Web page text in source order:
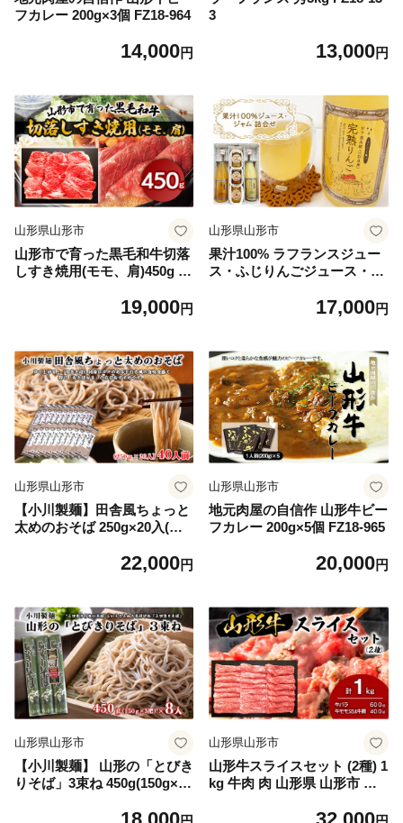
フカレー 200g×3個 FZ18-964
14,000円
3
13,000円
山形県山形市
山形市で育った黒毛和牛切落
しすき焼用(モモ、肩)450g 牛
き焼 切り落とし 赤身 高橋畜
19,000円
山形県山形市
果汁100% ラフランスジュー
ス・ふじりんごジュース・ジ
ランス 山形県 山形市17,000円
山形県山形市
【小川製麺】田舎風ちょっと
太めのおそば 250g×20入(約4
22,000円
山形県山形市
地元肉屋の自信作 山形牛ビー
フカレー 200g×5個 FZ18-965
20,000円
山形県山形市
【小川製麺】 山形の「とびき
りそば」3束ね 450g(150g×3
山形県山形市
山形牛スライスセット (2種) 1
kg 牛肉 肉 山形県 山形市 食